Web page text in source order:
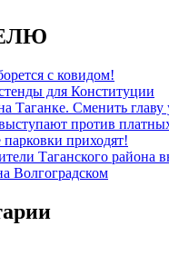
с ковидом!
для Конституции
Таганке. Сменить
против
приходят!
Таганского района
Волгоградском